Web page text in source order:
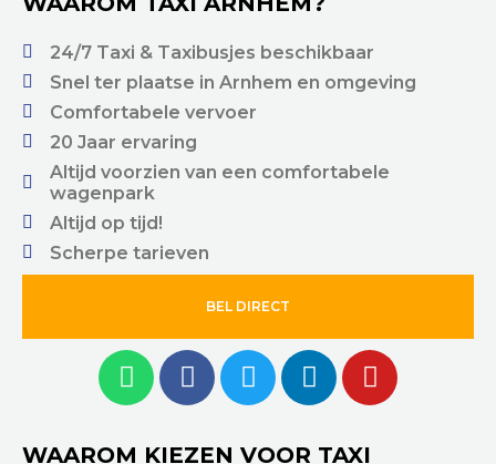
24/7 Taxi & Taxibusjes beschikbaar
Snel ter plaatse in Arnhem en omgeving
Comfortabele vervoer
20 Jaar ervaring
Altijd voorzien van een comfortabele
wagenpark
Altijd op tijd!
Scherpe tarieven
BEL DIRECT
WAAROM KIEZEN VOOR TAXI